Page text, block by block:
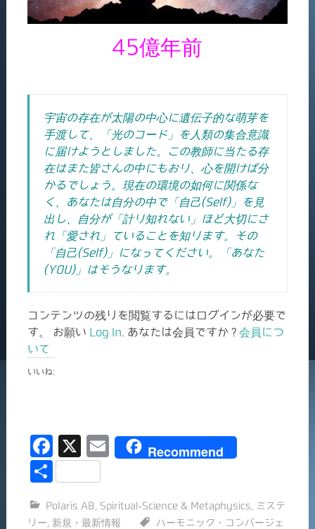
45億年前
宇宙の存在が太陽の中心に遺伝子的な萌芽を
手渡して、「光のコード」を人類の集合意識
に届けようとしました。この教師に当たる存
在はまた皆さんの中にもおり、心を開けば分
かるでしょう。現在の環境の如何に関係な
く、あなたは自分の中で「自己(Self)」を見
出し、自分が「計り知れない」ほど大切にさ
れ「愛され」ていることを知ります。その
「自己(Self)」になってください。「あなた
(YOU)」はそうなります。
コンテンツの残りを閲覧するにはログインが必要で
す。 お願い Log In . あなたは会員ですか ? 会員につ
いて
いいね:
F
a
e
X
E
l
Recommend
共
Polaris AB Spiritual-Science & Metaphysics
ミステ
リー
新規・最新情報
ハーモニック・コンバージェ